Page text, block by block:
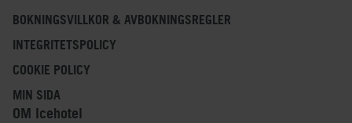
BOKNINGSVILLKOR & AVBOKNINGSREGLER
INTEGRITETSPOLICY
COOKIE POLICY
MIN SIDA
OM Icehotel